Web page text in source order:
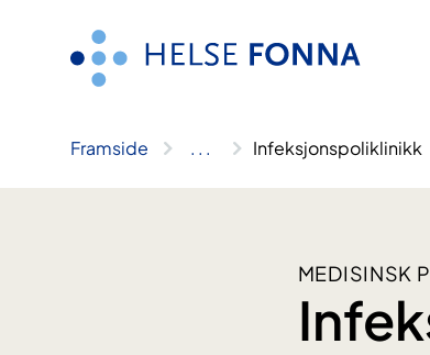
Framside .. . Infeksjonspoliklinikk
MEDISINSK